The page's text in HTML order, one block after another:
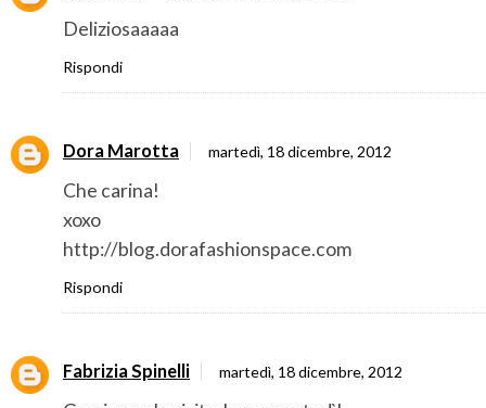
Deliziosaaaaa
Rispondi
Dora Marotta martedì, 18 dicembre, 2012
Che carina!
xoxo
http://blog.dorafashionspace.com
Rispondi
Fabrizia Spinelli martedì, 18 dicembre, 2012